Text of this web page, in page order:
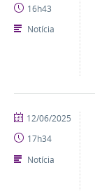
16h43
Notícia
publicado
12/06/2025
17h34
Notícia